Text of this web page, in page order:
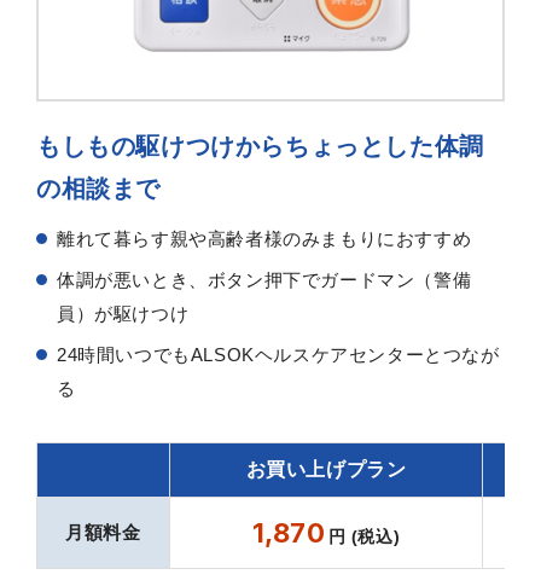
もしもの駆けつけからちょっとした体調
の相談まで
離れて暮らす親や高齢者様のみまもりにおすすめ
体調が悪いとき、ボタン押下でガードマン（警備
員）が駆けつけ
24時間いつでもALSOKヘルスケアセンターとつなが
る
お買い上げプラン
月額料金 1,870 円 (税込)